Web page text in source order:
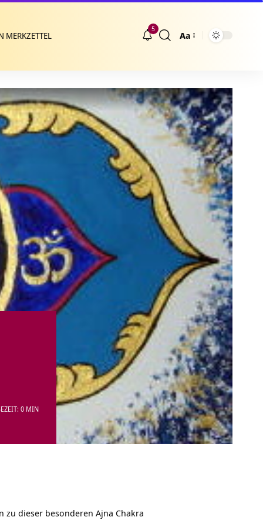
MERKZETTEL
5
Größenänderung
Aa
0 MIN
dieser besonderen Ajna Chakra